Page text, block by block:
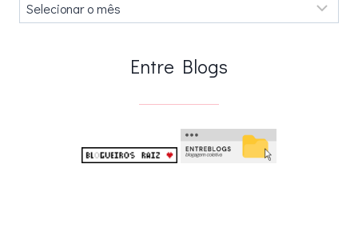
Arquivos
Entre Blogs